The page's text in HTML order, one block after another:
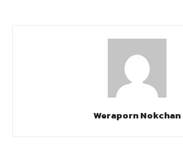
Weraporn Nokchan